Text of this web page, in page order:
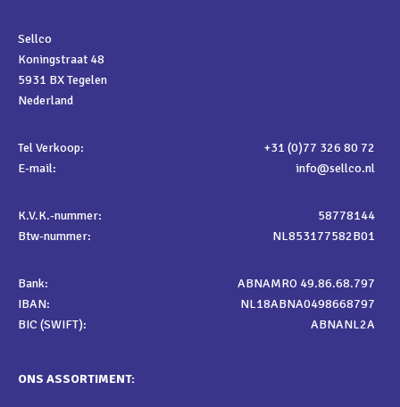
Sellco
Koningstraat 48
5931 BX Tegelen
Nederland
Tel Verkoop:
+31 (0)77 326 80 72
E-mail:
info@sellco.nl
K.V.K.-nummer:
58778144
Btw-nummer:
NL853177582B01
Bank:
ABNAMRO 49.86.68.797
IBAN:
NL18ABNA0498668797
BIC (SWIFT):
ABNANL2A
ONS ASSORTIMENT: